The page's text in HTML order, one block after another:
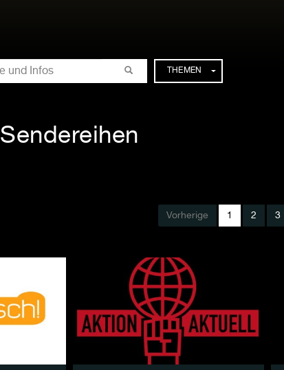
THEMEN
Sendereihen
Vorherige 1 2 3